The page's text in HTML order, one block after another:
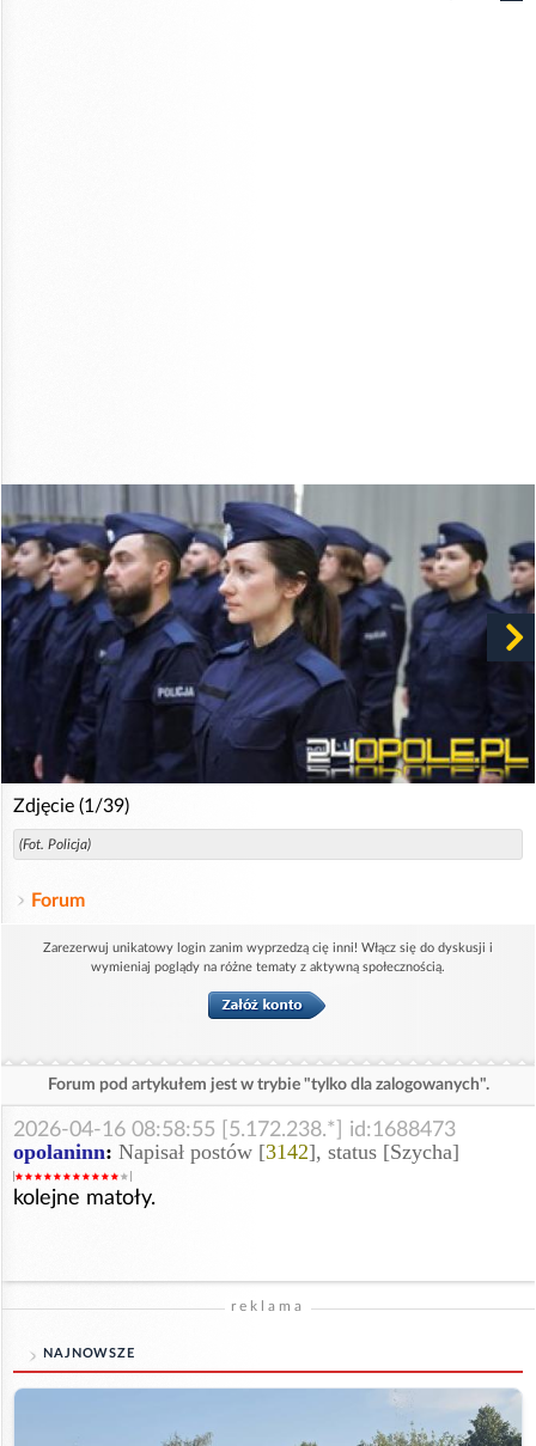
Zdjęcie (1/39)
(Fot. Policja)
Forum
Zarezerwuj unikatowy login zanim wyprzedzą cię inni! Włącz się do dyskusji i
wymieniaj poglądy na różne tematy z aktywną społecznością.
Forum pod artykułem jest w trybie "tylko dla zalogowanych".
2026-04-16 08:58:55 [5.172.238.*] id:1688473
opolaninn: Napisał postów [3142], status [Szycha]
kolejne matoły.
reklama
NAJNOWSZE